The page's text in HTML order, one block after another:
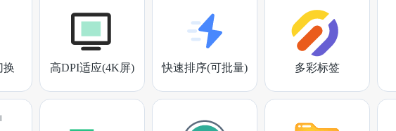
换 高DPI适应(4K屏) 快速排序(可批量) 多彩标签